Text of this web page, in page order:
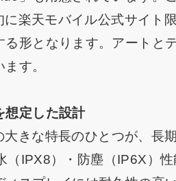
楽天モバイル公式サイト
る形となります。アートと
す。
想定した設計
きな特長のひとつが、長
（IPX8）・防塵（IP6X）